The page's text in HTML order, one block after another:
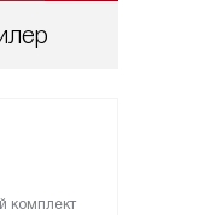
комплект